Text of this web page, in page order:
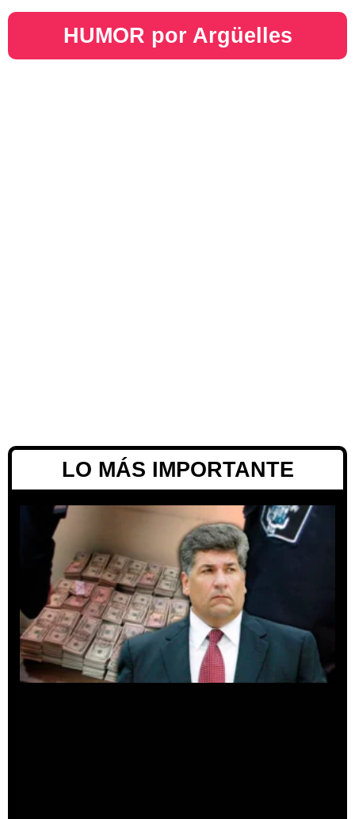
HUMOR por Argüelles​
LO MÁS IMPORTANTE